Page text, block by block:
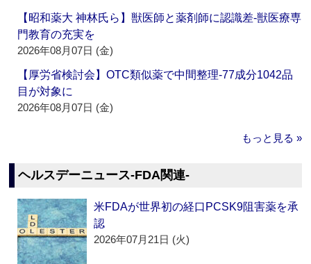
【昭和薬大 神林氏ら】獣医師と薬剤師に認識差‐獣医療専
門教育の充実を
2026年08月07日 (金)
【厚労省検討会】OTC類似薬で中間整理‐77成分1042品
目が対象に
2026年08月07日 (金)
もっと見る »
ヘルスデーニュース‐FDA関連‐
米FDAが世界初の経口PCSK9阻害薬を承
認
2026年07月21日 (火)